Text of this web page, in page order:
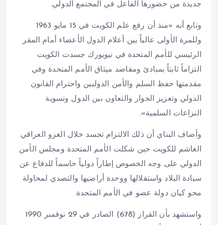
جديدة من حضورها الفاعل في المجتمع الدولي.
وتابع أنه «منذ أن رفع علم الكويت في 15 مايو 1963
وللمرة الأولى عالياً بين أعلام الدول الأعضاء أمام المقر
الرئيسي للأمم المتحدة في نيويورك جسدت الكويت
التزاماً ثابتاً بمبادئ ومقاصد ميثاق الأمم المتحدة وفي
مقدمتها حفظ السلم والأمن الدوليين واحترام القانون
الدولي وتعزيز الحوار والتعاون بين الدول وتسوية
النزاعات السلمية».
وأضاف البناي أن ذلك الالتزام تجسد خلال الغزو العراقي
الغاشم للكويت حين شكلت الأمم المتحدة ومجلس الأمن
الدولي على وجه الخصوص إطاراً دولياً حاسماً للدفاع عن
سيادة البلاد واستقلالها ووحدة أراضيها والتصدي لمحاولة
محو كيان دولة عضو في الأمم المتحدة.
واستشهد بأن القرار (678) الصادر في 29 نوفمبر 1990